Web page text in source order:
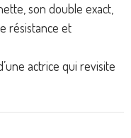
son double exact,
résistance et
actrice qui revisite